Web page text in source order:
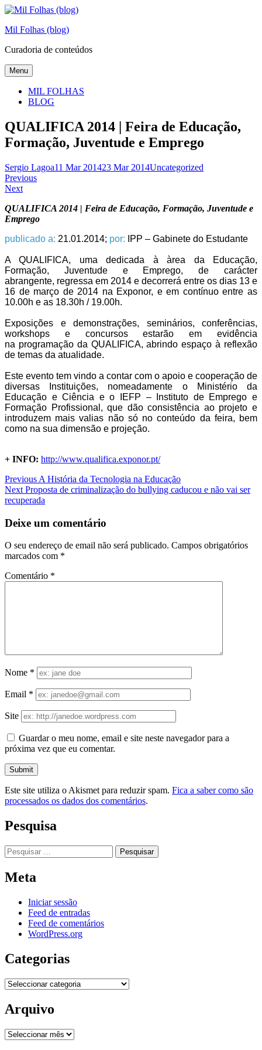
Skip
content
Mil Folhas (blog)
Curadoria de conteúdos
Menu
MIL FOLHAS
BLOG
QUALIFICA 2014 | Feira de Educação,
Formação, Juventude e Emprego
Sergio Lagoa11 Mar 201423 Mar 2014Uncategorized
Navegação
de
artigos
Previous
Next
QUALIFICA 2014 | Feira de Educação, Formação, Juventude e
Emprego
publicado a: 21.01.2014; por: IPP – Gabinete do Estudante
A QUALIFICA, uma dedicada à àrea da Educação,
Formação, Juventude e Emprego, de carácter
abrangente, regressa em 2014 e decorrerá entre os dias 13 e
16 de março de 2014 na Exponor, e em contínuo entre as
10.00h e as 18.30h / 19.00h.
Exposições e demonstrações, seminários, conferências,
workshops e concursos estarão em evidência
na programação da QUALIFICA, abrindo espaço à reflexão
de temas da atualidade.
Este evento tem vindo a contar com o apoio e cooperação de
diversas Instituições, nomeadamente o Ministério da
Educação e Ciência e o IEFP – Instituto de Emprego e
Formação Profissional, que dão consistência ao projeto e
introduzem mais valias não só no conteúdo da feira, bem
como na sua dimensão e projeção.
+ INFO: http://www.qualifica.exponor.pt/
Navegação
de
Previous A História da Tecnologia na Educação
Next Proposta de criminalização do bullying caducou e não vai ser
recuperada
Deixe um comentário
O seu endereço de email não será publicado. Campos obrigatórios
marcados com *
Comentário *
Nome *
Email *
Site
Guardar o meu nome, email e site neste navegador para a
próxima vez que eu comentar.
Este site utiliza o Akismet para reduzir spam. Fica a saber como são
processados os dados dos comentários.
Pesquisa
Pesquisar
por:
Meta
Iniciar sessão
Feed de entradas
Feed de comentários
WordPress.org
Categorias
Categorias
Arquivo
Arquivo